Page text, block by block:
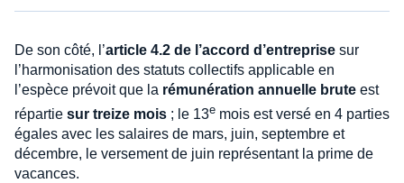
De son côté, l’article 4.2 de l’accord d’entreprise sur
l’harmonisation des statuts collectifs applicable en
l’espèce prévoit que la rémunération annuelle brute est
répartie sur treize mois ; le 13e mois est versé en 4 parties
égales avec les salaires de mars, juin, septembre et
décembre, le versement de juin représentant la prime de
vacances.